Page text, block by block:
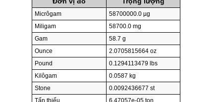
Micrôgam
58700000.0 µg
Miligam
58700.0 mg
Gam
58.7 g
Ounce
2.0705815664 oz
Pound
0.1294113479 lbs
Kilôgam
0.0587 kg
Stone
0.0092436677 st